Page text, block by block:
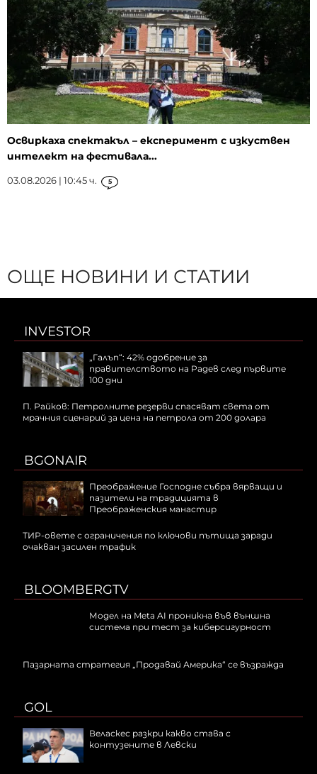
Освиркаха спектакъл – експеримент с изкуствен
интелект на фестивала...
03.08.2026 | 10:45 ч. 5
ОЩЕ НОВИНИ И СТАТИИ
INVESTOR
„Галъп“: 42% одобрение за
правителството на Радев след първите
100 дни
П. Райков: Петролните резерви спасяват света от
мрачния сценарий за цена на петрола от 200 долара
BGONAIR
Преображение Господне събра вярващи и
пазители на традицията в
Преображенския манастир
ТИР-овете с ограничения по ключови пътища заради
очакван засилен трафик
BLOOMBERGTV
Модел на Meta AI проникна във външна
система при тест за киберсигурност
Пазарната стратегия „Продавай Америка“ се възражда
GOL
Веласкес разкри какво става с
контузените в Левски